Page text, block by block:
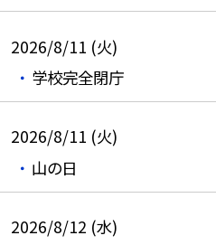
2026/8/11 (火)
学校完全閉庁
2026/8/11 (火)
山の日
2026/8/12 (水)